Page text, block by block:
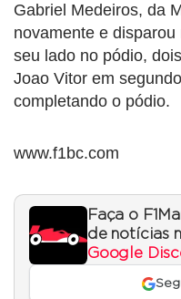
Gabriel Medeiros, da
novamente e
seu lado no pódio,
Joao Vitor em
completando o pódio.
www.f1bc.com
Faça o
de notícias
Google